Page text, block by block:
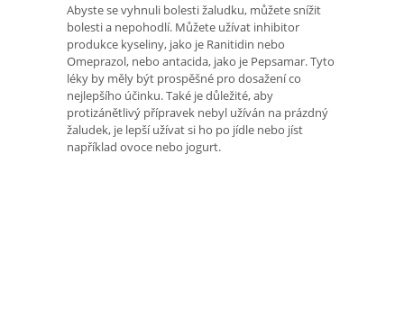
Abyste se vyhnuli bolesti žaludku, můžete snížit
bolesti a nepohodlí. Můžete užívat inhibitor
produkce kyseliny, jako je Ranitidin nebo
Omeprazol, nebo antacida, jako je Pepsamar. Tyto
léky by měly být prospěšné pro dosažení co
nejlepšího účinku. Také je důležité, aby
protizánětlivý přípravek nebyl užíván na prázdný
žaludek, je lepší užívat si ho po jídle nebo jíst
například ovoce nebo jogurt.